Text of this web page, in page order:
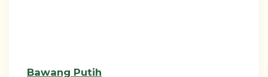
Bawang Putih